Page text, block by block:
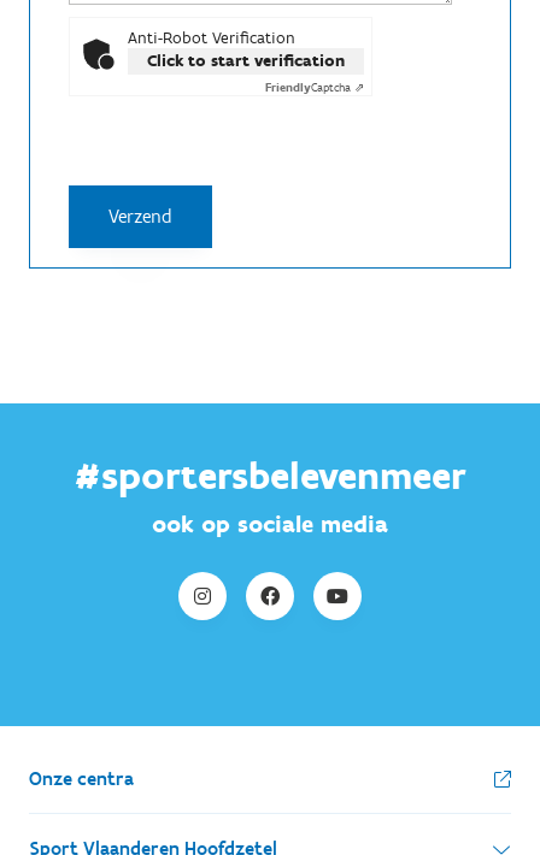
Anti-Robot Verification
Click to start verification
FriendlyCaptcha ⇗
#sportersbelevenmeer
ook op sociale media
Onze centra
Sport Vlaanderen Hoofdzetel